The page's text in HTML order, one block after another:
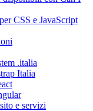
CSS e JavaScript
.italia
Italia
e servizi